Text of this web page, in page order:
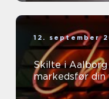
12. september
Skilte i
markedsfør din